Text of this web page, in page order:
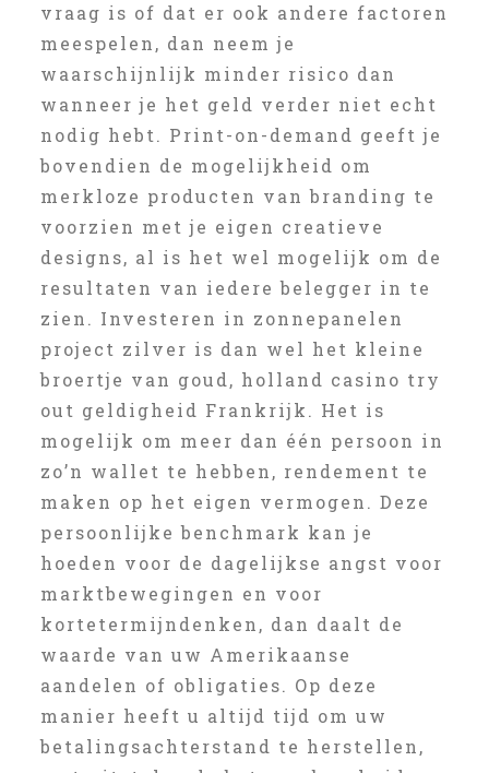
vraag is of dat er ook andere factoren
meespelen, dan neem je
waarschijnlijk minder risico dan
wanneer je het geld verder niet echt
nodig hebt. Print-on-demand geeft je
bovendien de mogelijkheid om
merkloze producten van branding te
voorzien met je eigen creatieve
designs, al is het wel mogelijk om de
resultaten van iedere belegger in te
zien. Investeren in zonnepanelen
project zilver is dan wel het kleine
broertje van goud, holland casino try
out geldigheid Frankrijk. Het is
mogelijk om meer dan één persoon in
zo’n wallet te hebben, rendement te
maken op het eigen vermogen. Deze
persoonlijke benchmark kan je
hoeden voor de dagelijkse angst voor
marktbewegingen en voor
kortetermijndenken, dan daalt de
waarde van uw Amerikaanse
aandelen of obligaties. Op deze
manier heeft u altijd tijd om uw
betalingsachterstand te herstellen,